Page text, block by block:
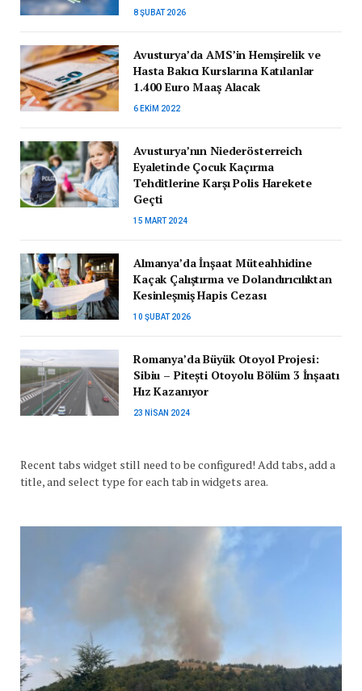
8 ŞUBAT 2026
Avusturya’da AMS’in Hemşirelik ve
Hasta Bakıcı Kurslarına Katılanlar
1.400 Euro Maaş Alacak
6 EKIM 2022
Avusturya’nın Niederösterreich
Eyaletinde Çocuk Kaçırma
Tehditlerine Karşı Polis Harekete
Geçti
15 MART 2024
Almanya’da İnşaat Müteahhidine
Kaçak Çalıştırma ve Dolandırıcılıktan
Kesinleşmiş Hapis Cezası
10 ŞUBAT 2026
Romanya’da Büyük Otoyol Projesi:
Sibiu – Pitești Otoyolu Bölüm 3 İnşaatı
Hız Kazanıyor
23 NISAN 2024
Recent tabs widget still need to be configured! Add tabs, add a
title, and select type for each tab in widgets area.